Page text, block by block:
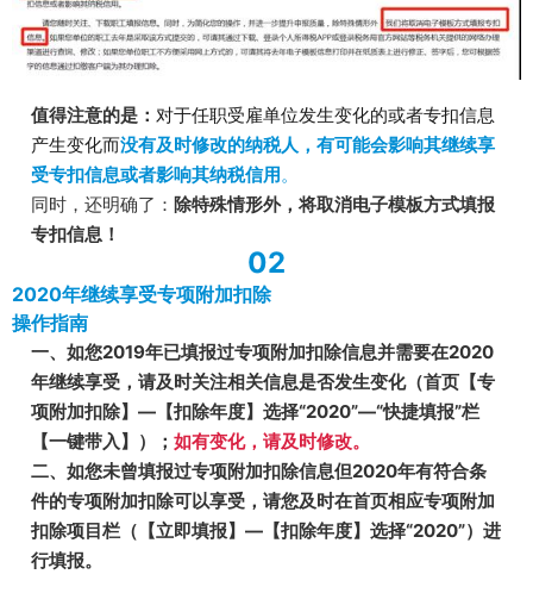
值得注意的是： 对于任职受雇单位发生变化的或者专扣信息
产生变化而没有及时修改的纳税人，有可能会影响其继续享
受专扣信息或者影响其纳税信用。
同时，还明确了： 除特殊情形外，将取消电子模板方式填报
专扣信息！
02
2020年继续享受专项附加扣除
操作指南
一、如您2019年已填报过专项附加扣除信息并需要在2020
年继续享受，请及时关注相关信息是否发生变化（首页【专
项附加扣除】—【扣除年度】选择“2020”—“快捷填报”栏
【一键带入】）； 如有变化，请及时修改。
二、如您未曾填报过专项附加扣除信息但2020年有符合条
件的专项附加扣除可以享受，请您及时在首页相应专项附加
扣除项目栏（【立即填报】—【扣除年度】选择“2020”）进
行填报。